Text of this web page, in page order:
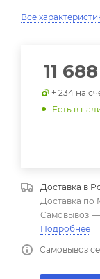
Все
11 688
+ 234 на
Есть в
Доставка в
Доставка по
Самовывоз —
Подробнее
Самовывоз